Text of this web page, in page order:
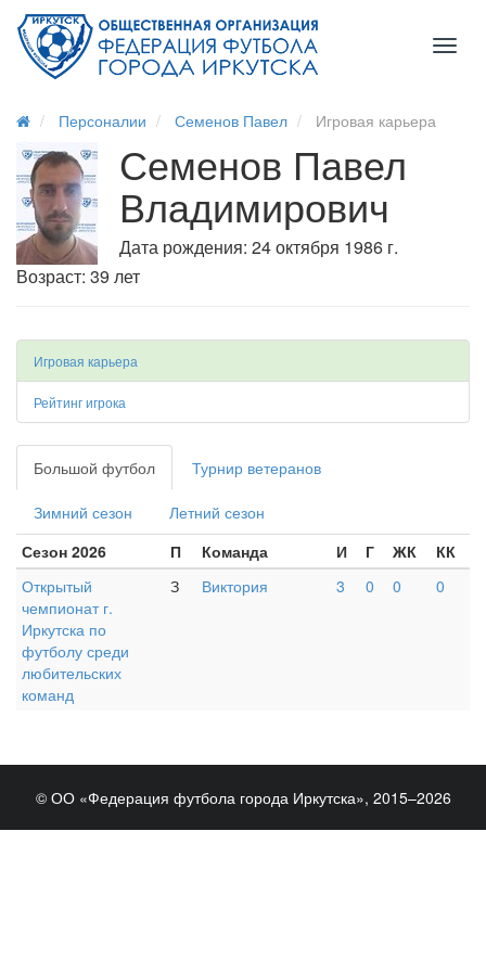
Персоналии Семенов Павел Игровая карьера
Семенов Павел
Владимирович
Дата рождения: 24 октября 1986 г.
Возраст: 39 лет
Игровая карьера
Рейтинг игрока
Большой футбол Турнир ветеранов
Зимний сезон
Летний сезон
Сезон 2026
П Команда И Г ЖК
КК
Открытый
чемпионат г.
Иркутска по
футболу среди
любительских
команд
З Виктория 3 0 0 0
© ОО «Федерация футбола города Иркутска», 2015–2026